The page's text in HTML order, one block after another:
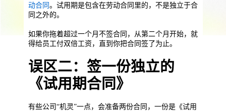
动合同 。试用期是包含在劳动合同里的，不是独立于合
同之外的。
如果你拖着超过一个月不签合同，从第二个月开始，就
得给员工付双倍工资，直到你把合同签了为止。
误区二：签一份独立的
《试用期合同》
有些公司“机灵”一点，会准备两份合同，一份是《试用